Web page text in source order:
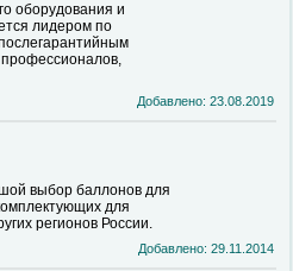
оборудования и
лидером по
Добавлено: 23.08.2019
выбор баллонов для
для
регионов России.
Добавлено: 29.11.2014